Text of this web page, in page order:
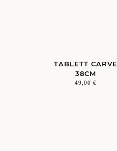
TABLETT CARVE
38CM
49,00 €